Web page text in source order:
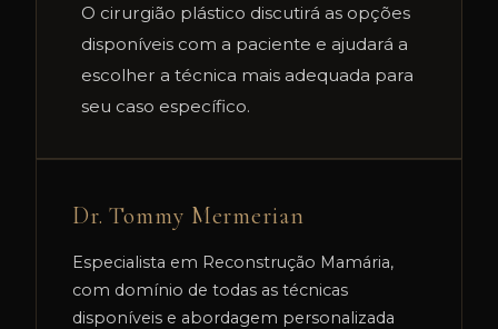
O cirurgião plástico discutirá as opções
disponíveis com a paciente e ajudará a
escolher a técnica mais adequada para
seu caso específico.
Dr. Tommy Mermerian
Especialista em Reconstrução Mamária,
com domínio de todas as técnicas
disponíveis e abordagem personalizada